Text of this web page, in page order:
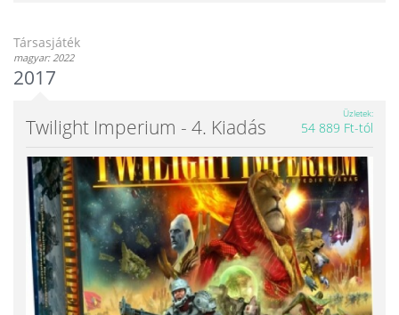
Társasjáték
magyar: 2022
2017
Twilight Imperium - 4. Kiadás
Üzletek
54 889 Ft-tól